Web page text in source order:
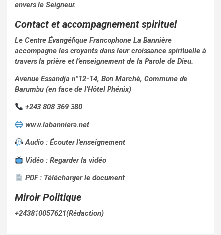
envers le Seigneur.
Contact et accompagnement spirituel
Le Centre Évangélique Francophone La Bannière
accompagne les croyants dans leur croissance spirituelle à
travers la prière et l’enseignement de la Parole de Dieu.
Avenue Essandja n°12-14, Bon Marché, Commune de
Barumbu (en face de l’Hôtel Phénix)
+243 808 369 380
www.labanniere.net⁠
Audio : Écouter l’enseignement⁠
Vidéo : Regarder la vidéo⁠
PDF : Télécharger le document⁠
Miroir Politique
+243810057621(Rédaction)